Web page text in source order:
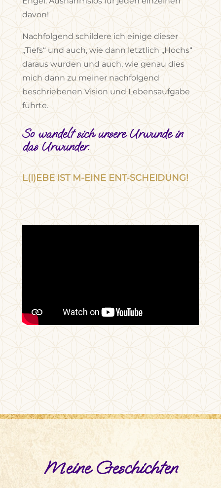
davon!
Nachfolgend schildere ich einige dieser
„Tiefs“ und auch, wie dann letztlich „Hochs“
daraus wurden und auch, wie genau dies
mich dann zu meiner nachfolgend
beschriebenen Vision und Lebensaufgabe
führte.
So wandelt sich unsere Urwunde in
das Urwunder.
L(I)EBE IST M-EINE ENT-SCHEIDUNG!
Meine Geschichten